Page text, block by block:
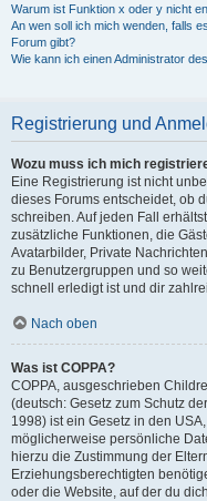
Warum ist Funktion x oder y nicht
An wen soll ich mich wenden, falls
Forum gibt?
Wie kann ich einen Administrator
Registrierung und
Wozu muss ich mich
Eine Registrierung ist nicht
dieses Forums entscheidet, ob
schreiben. Auf jeden Fall
zusätzliche Funktionen, die
Avatarbilder, Private
zu Benutzergruppen und so
schnell erledigt ist und dir
Nach oben
Was ist COPPA?
COPPA, ausgeschrieben
(deutsch: Gesetz zum Schutz
1998) ist ein Gesetz in den
möglicherweise persönliche
hierzu die Zustimmung der
Erziehungsberechtigten
oder die Website, auf der du